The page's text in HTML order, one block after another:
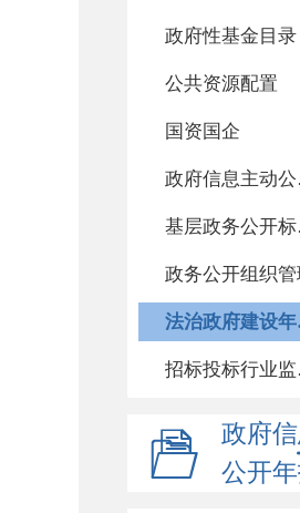
政府性基金目录
公共资源配置
国资国企
政务公开组织管
政府
公开